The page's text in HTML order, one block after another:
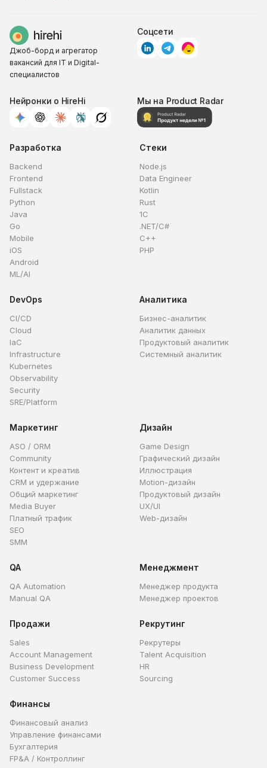
Джоб-борд и агрегатор
вакансий для IT и Digital-
специалистов
Соцсети
Нейронки о HireHi Мы на Product Radar
Разработка
Backend
Frontend
Fullstack
Python
Java
Go
Mobile
iOS
Android
ML/AI
Стеки
Node.js
Data Engineer
Kotlin
Rust
1C
.NET/C#
C++
PHP
DevOps
CI/CD
Cloud
IaC
Infrastructure
Kubernetes
Observability
Security
SRE/Platform
Аналитика
Бизнес-аналитик
Аналитик данных
Продуктовый аналитик
Системный аналитик
Маркетинг
ASO / ORM
Community
Контент и креатив
CRM и удержание
Общий маркетинг
Media Buyer
Платный трафик
SEO
SMM
Дизайн
Game Design
Графический дизайн
Иллюстрация
Motion-дизайн
Продуктовый дизайн
UX/UI
Web-дизайн
QA
QA Automation
Manual QA
Менеджмент
Менеджер продукта
Менеджер проектов
Продажи
Sales
Account Management
Business Development
Customer Success
Рекрутинг
Рекрутеры
Talent Acquisition
HR
Sourcing
Финансы
Финансовый анализ
Управление финансами
Бухгалтерия
FP&A / Контроллинг